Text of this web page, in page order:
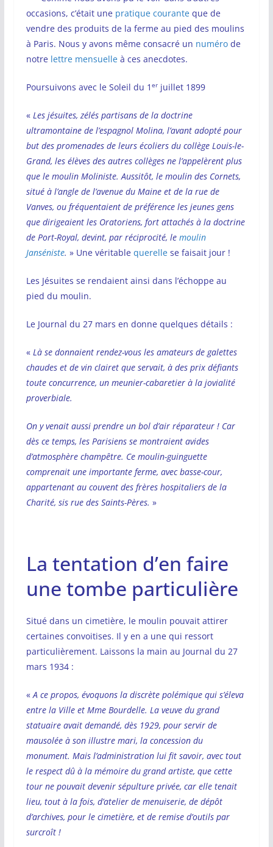
occasions, c’était une pratique couranteque de
vendre des produits de la ferme au pied des moulins
à Paris. Nous y avons même consacré un numérode
notre lettre mensuelleà ces anecdotes.
Poursuivons avec le Soleil du 1 erjuillet 1899
« Les jésuites, zélés partisans de la doctrine
ultramontaine de l’espagnol Molina, l’avant adopté pour
but des promenades de leurs écoliers du collège Louis-le-
Grand, les élèves des autres collèges ne l’appelèrent plus
que le moulin Moliniste. Aussitôt, le moulin des Cornets,
situé à l’angle de l’avenue du Maine et de la rue de
Vanves, ou fréquentaient de préférence les jeunes gens
que dirigeaient les Oratoriens, fort attachés à la doctrine
de Port-Royal, devint, par réciprocité, le moulin
Janséniste. » Une véritable querellese faisait jour !
Les Jésuites se rendaient ainsi dans l’échoppe au
pied du moulin.
Le Journal du 27 mars en donne quelques détails :
«Là se donnaient rendez-vous les amateurs de galettes
chaudes et de vin clairet que servait, à des prix défiants
toute concurrence, un meunier-cabaretier à la jovialité
proverbiale.
On y venait aussi prendre un bol d’air réparateur ! Car
dès ce temps, les Parisiens se montraient avides
d’atmosphère champêtre. Ce moulin-guinguette
comprenait une importante ferme, avec basse-cour,
appartenant au couvent des frères hospitaliers de la
Charité, sis rue des Saints-Pères. »
La tentation d’en faire
une tombe particulière
Situé dans un cimetière, le moulin pouvait attirer
certaines convoitises. Il y en a une qui ressort
particulièrement. Laissons la main au Journal du 27
mars 1934 :
«A ce propos, évoquons la discrète polémique qui s’éleva
entre la Ville et Mme Bourdelle. La veuve du grand
statuaire avait demandé, dès 1929, pour servir de
mausolée à son illustre mari, la concession du
monument. Mais l’administration lui fit savoir, avec tout
le respect dû à la mémoire du grand artiste, que cette
tour ne pouvait devenir sépulture privée, car elle tenait
lieu, tout à la fois, d’atelier de menuiserie, de dépôt
d’archives, pour le cimetière, et de remise d’outils par
surcroît !